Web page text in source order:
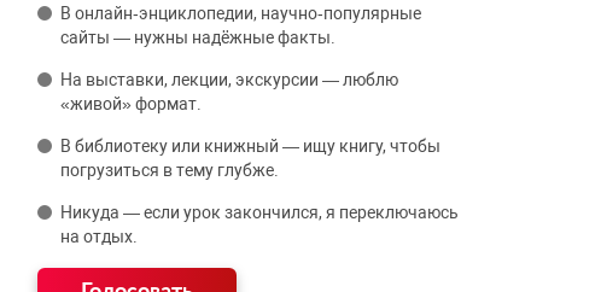
В онлайн‑энциклопедии, научно‑популярные
сайты — нужны надёжные факты.
На выставки, лекции, экскурсии — люблю
«живой» формат.
В библиотеку или книжный — ищу книгу, чтобы
погрузиться в тему глубже.
Никуда — если урок закончился, я переключаюсь
на отдых.